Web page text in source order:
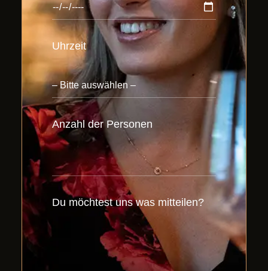
Uhrzeit
Anzahl der Personen
Du möchtest uns was mitteilen?